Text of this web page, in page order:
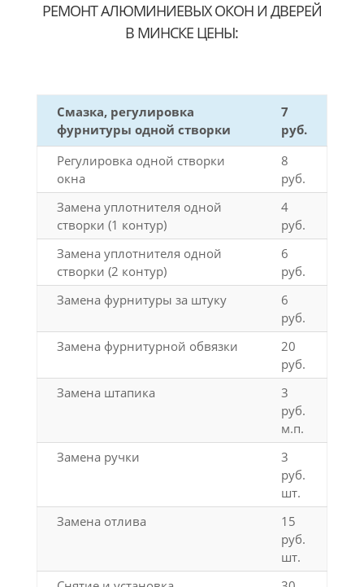
РЕМОНТ АЛЮМИНИЕВЫХ ОКОН И ДВЕРЕЙ
В МИНСКЕ ЦЕНЫ:
Смазка, регулировка
фурнитуры одной створки
7
руб.
Регулировка одной створки
окна
8
руб.
Замена уплотнителя одной
створки (1 контур)
4
руб.
Замена уплотнителя одной
створки (2 контур)
6
руб.
Замена фурнитуры за штуку
6
руб.
Замена фурнитурной обвязки
20
руб.
Замена штапика
3
руб.
м.п.
Замена ручки
3
руб.
шт.
Замена отлива
15
руб.
шт.